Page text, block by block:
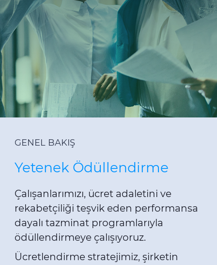
Sürdürülebilirlik
Yatırımcı İlişkileri
E Path
CPR
Medya
Etik Değerler
İletişim
C@P
GENEL BAKIŞ
Yetenek Ödüllendirme
Çalışanlarımızı, ücret adaletini ve
rekabetçiliği teşvik eden performansa
dayalı tazminat programlarıyla
ödüllendirmeye çalışıyoruz.
Ücretlendirme stratejimiz, şirketin